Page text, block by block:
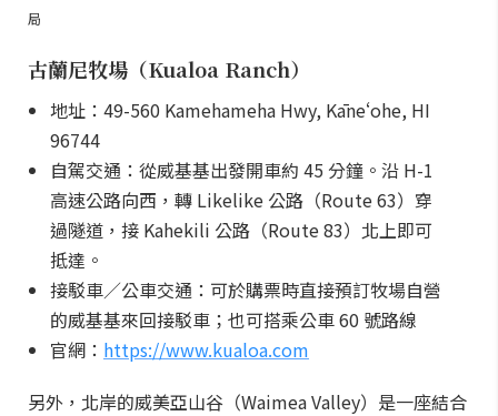
局
古蘭尼牧場（Kualoa Ranch）
地址：49-560 Kamehameha Hwy, Kāneʻohe, HI
96744
自駕交通：從威基基出發開車約 45 分鐘。沿 H-1
高速公路向西，轉 Likelike 公路（Route 63）穿
過隧道，接 Kahekili 公路（Route 83）北上即可
抵達。
接駁車／公車交通：可於購票時直接預訂牧場自營
的威基基來回接駁車；也可搭乘公車 60 號路線
官網： https://www.kualoa.com
另外，北岸的威美亞山谷（Waimea Valley）是一座結合